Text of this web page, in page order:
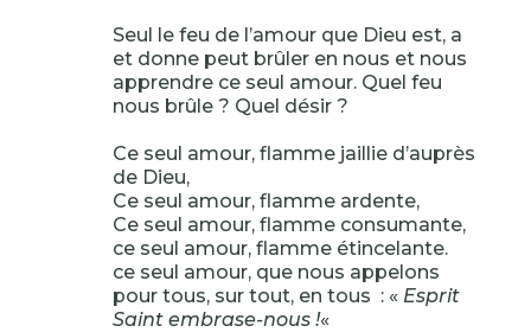
Seul le feu de l’amour que Dieu est, a
et donne peut brûler en nous et nous
apprendre ce seul amour. Quel feu
nous brûle ? Quel désir ?
Ce seul amour, flamme jaillie d’auprès
de Dieu,
Ce seul amour, flamme ardente,
Ce seul amour, flamme consumante,
ce seul amour, flamme étincelante.
ce seul amour, que nous appelons
pour tous, sur tout, en tous : « Esprit
Saint embrase-nous !«